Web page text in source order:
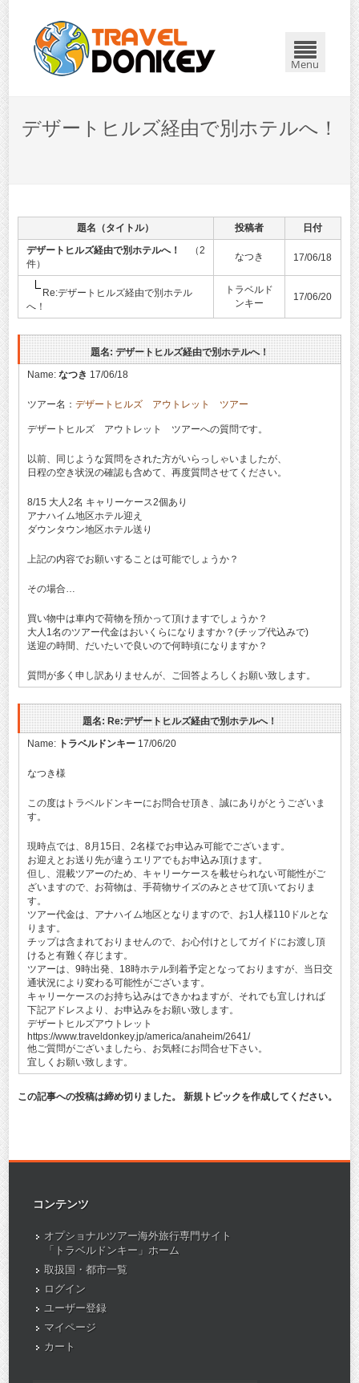
Menu
デザートヒルズ経由で別ホテルへ！
題名（タイトル） 投稿者
日付
デザートヒルズ経由で別ホテルへ！
（2
件）
なつき 17/06/18
Re:デザートヒルズ経由で別ホテル
へ！
トラベルド
ンキー
17/06/20
題名: デザートヒルズ経由で別ホテルへ！
Name: なつき 17/06/18
ツアー名： デザートヒルズ アウトレット ツアー
デザートヒルズ アウトレット ツアーへの質問です。
以前、同じような質問をされた方がいらっしゃいましたが、
日程の空き状況の確認も含めて、再度質問させてください。
8/15 大人2名 キャリーケース2個あり
アナハイム地区ホテル迎え
ダウンタウン地区ホテル送り
上記の内容でお願いすることは可能でしょうか？
その場合…
買い物中は車内で荷物を預かって頂けますでしょうか？
大人1名のツアー代金はおいくらになりますか？(チップ代込みで)
送迎の時間、だいたいで良いので何時頃になりますか？
質問が多く申し訳ありませんが、ご回答よろしくお願い致します。
題名: Re:デザートヒルズ経由で別ホテルへ！
Name:
トラベルドンキー17/06/20
なつき様
この度はトラベルドンキーにお問合せ頂き、誠にありがとうございま
す。
現時点では、8月15日、2名様でお申込み可能でございます。
お迎えとお送り先が違うエリアでもお申込み頂けます。
但し、混載ツアーのため、キャリーケースを載せられない可能性がご
ざいますので、お荷物は、手荷物サイズのみとさせて頂いておりま
す。
ツアー代金は、アナハイム地区となりますので、お1人様110ドルとな
ります。
チップは含まれておりませんので、お心付けとしてガイドにお渡し頂
けると有難く存じます。
ツアーは、9時出発、18時ホテル到着予定となっておりますが、当日交
通状況により変わる可能性がございます。
キャリーケースのお持ち込みはできかねますが、それでも宜しければ
下記アドレスより、お申込みをお願い致します。
デザートヒルズアウトレット
https://www.traveldonkey.jp/america/anaheim/2641/
他ご質問がございましたら、お気軽にお問合せ下さい。
宜しくお願い致します。
この記事への投稿は締め切りました。 新規トピックを作成してください。
コンテンツ
オプショナルツアー海外旅行専門サイト
「トラベルドンキー」ホーム
取扱国・都市一覧
ログイン
ユーザー登録
マイページ
カート